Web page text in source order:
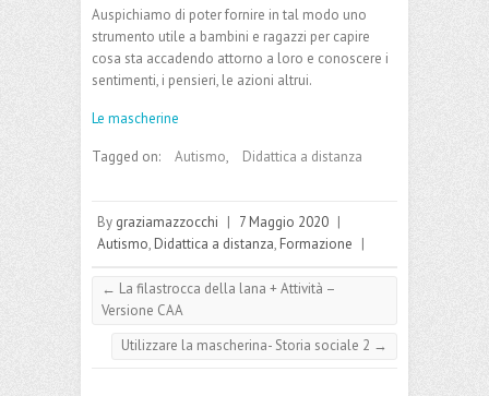
Auspichiamo di poter fornire in tal modo uno
strumento utile a bambini e ragazzi per capire
cosa sta accadendo attorno a loro e conoscere i
sentimenti, i pensieri, le azioni altrui.
Le mascherine
Tagged on: Autismo, Didattica a distanza
By graziamazzocchi | 7 Maggio 2020 |
Autismo, Didattica a distanza, Formazione |
← La filastrocca della lana + Attività –
Versione CAA
Utilizzare la mascherina- Storia sociale 2 →